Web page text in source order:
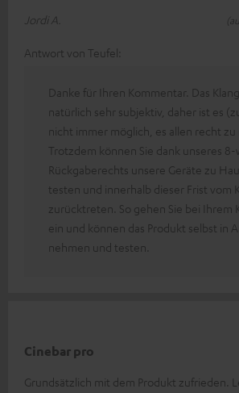
Jordi A.
Antwort von Teufel:
Danke für Ihren Kommentar. Das
natürlich sehr subjektiv, daher ist es
nicht immer möglich, es allen recht zu
Trotzdem können Sie dank unseres
Rückgaberechts unsere Geräte zu
testen und innerhalb dieser Frist vom
zurücktreten. So gehen Sie bei Ihrem
ein und können das Produkt selbst in
nehmen und testen.
Cinebar pro
Grundsätzlich mit dem Produkt zufrieden.